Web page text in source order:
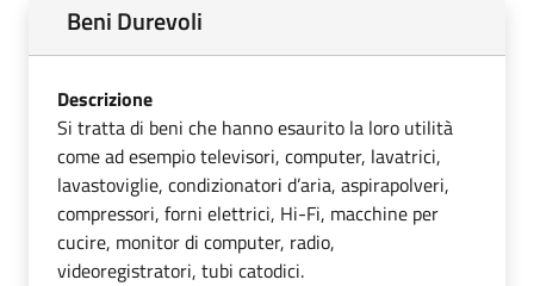
Beni Durevoli
Descrizione
Si tratta di beni che hanno esaurito la loro utilità
come ad esempio televisori, computer, lavatrici,
lavastoviglie, condizionatori d’aria, aspirapolveri,
compressori, forni elettrici, Hi-Fi, macchine per
cucire, monitor di computer, radio,
videoregistratori, tubi catodici.